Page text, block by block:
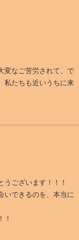
変なご苦労されて、で
私たちも近いうちに来
うございます！！！
いできるのを、本当に
！